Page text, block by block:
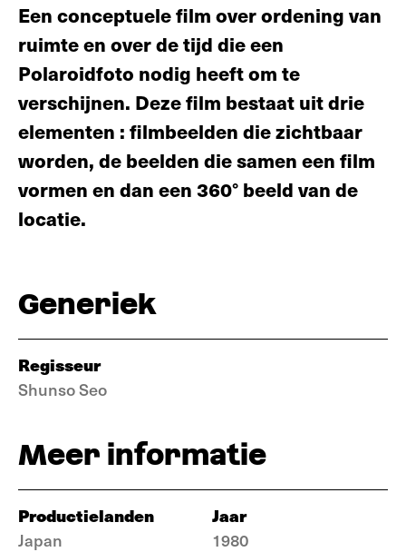
Een conceptuele film over ordening van
ruimte en over de tijd die een
Polaroidfoto nodig heeft om te
verschijnen. Deze film bestaat uit drie
elementen : filmbeelden die zichtbaar
worden, de beelden die samen een film
vormen en dan een 360° beeld van de
locatie.
Generiek
Regisseur
Shunso Seo
Meer informatie
Productielanden
Japan
Jaar
1980